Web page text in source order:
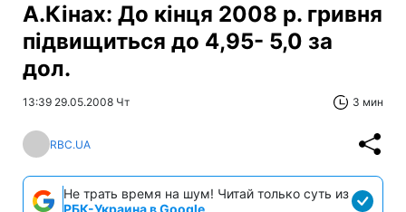
А.Кінах: До кінця 2008 р. гривня
підвищиться до 4,95- 5,0 за
дол.
13:39 29.05.2008 Чт 3 мин
RBC.UA
Не трать время на шум! Читай только суть из
РБК-Украина в Google